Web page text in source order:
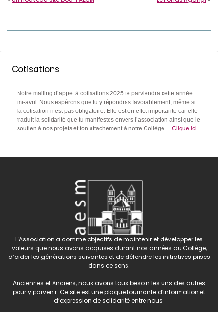
Cotisations
Notre mailing d’appel à cotisations 2025 te parviendra cette année
mi-avril. Nous espérons que tu y répondras favorablement, même si
la cotisation n’est pas obligatoire. Elle est en effet importante car elle
traduit la solidarité que tu manifestes envers l’association ainsi que le
soutien à nos projets et ton attachement à notre Collège… Clique ici.
L’Association a comme objectifs de maintenir et développer les
valeurs que nous avons acquises durant nos années au Collège,
d’aider les générations suivantes et de défendre les initiatives prises
dans ce sens.
Anciennes et Anciens, nous avons tous besoin les uns des autres
pour y parvenir. Ce site est une plaque tournante d’information et
d’expression de solidarité entre nous.